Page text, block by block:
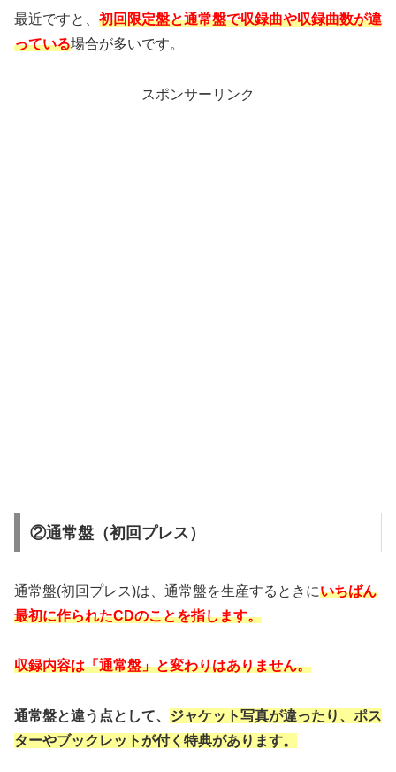
最近ですと、 初回限定盤と通常盤で収録曲や収録曲数が違
っている場合が多いです。
スポンサーリンク
②通常盤（初回プレス）
通常盤(初回プレス)は、通常盤を生産するときにいちばん
最初に作られたCDのことを指します。
収録内容は「通常盤」と変わりはありません。
通常盤と違う点として、 ジャケット写真が違ったり、ポス
ターやブックレットが付く特典があります。